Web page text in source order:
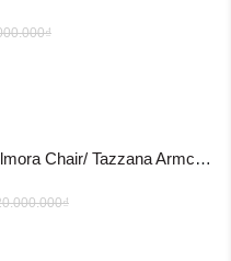
Ghế Thư Giãn Almora Chair/ Tazzana Armchair GTG11